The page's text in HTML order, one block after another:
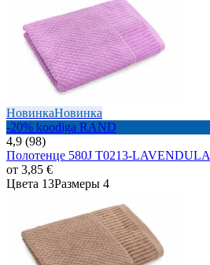
НовинкаНовинка
-20% koodiga RAND
4,9 (98)
Полотенце 580J T0213-LAVENDULA
от 3,85 €
Цвета 13Размеры 4